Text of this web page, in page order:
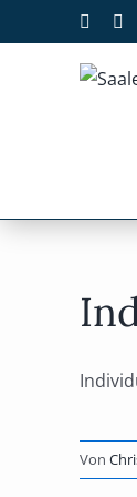
Inhalt
Von